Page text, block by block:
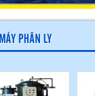
MÁY PHÂN LY